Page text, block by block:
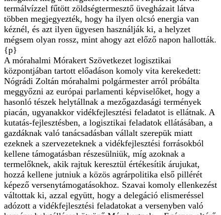
termálvízzel fűtött zöldségtermesztő üvegházait látva
többen megjegyezték, hogy ha ilyen olcsó energia van
kéznél, és azt ilyen ügyesen használják ki, a helyzet
mégsem olyan rossz, mint ahogy azt előző napon hallották.
{p}
A mórahalmi Mórakert Szövetkezet logisztikai
központjában tartott előadáson komoly vita kerekedett:
Nógrádi Zoltán mórahalmi polgármester arról próbálta
meggyőzni az európai parlamenti képviselőket, hogy a
hasonló tészek helytállnak a mezőgazdasági termények
piacán, ugyanakkor vidékfejlesztési feladatot is ellátnak. A
kutatás-fejlesztésben, a logisztikai feladatok ellátásában, a
gazdáknak való tanácsadásban vállalt szerepük miatt
ezeknek a szervezeteknek a vidékfejlesztési forrásokból
kellene támogatásban részesülniük, míg azoknak a
termelőknek, akik rajtuk keresztül értékesítik árujukat,
hozzá kellene jutniuk a közös agrárpolitika első pillérét
képező versenytámogatásokhoz. Szavai komoly ellenkezést
váltottak ki, azzal együtt, hogy a delegáció elismeréssel
adózott a vidékfejlesztési feladatokat a versenyben való